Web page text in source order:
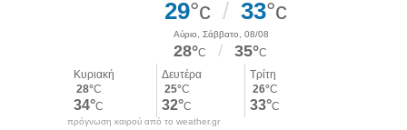
πρόγνωση καιρού από το weather.gr